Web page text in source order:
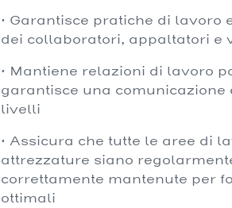
· Garantisce pratiche di lavoro
dei collaboratori, appaltatori e
· Mantiene relazioni di lavoro
garantisce una comunicazione
livelli
· Assicura che tutte le aree di
attrezzature siano
correttamente mantenute per
ottimali